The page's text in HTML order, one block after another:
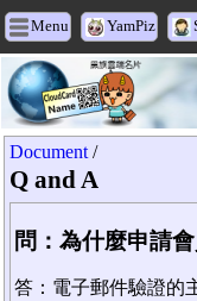
Menu YamPiz
Document /
Q and A
問：為什麼申請
答：電子郵件驗證的